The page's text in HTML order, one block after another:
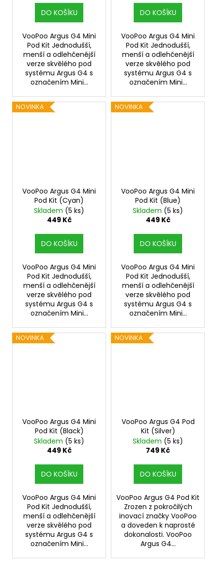
DO KOŠÍKU
VooPoo Argus G4 Mini
Pod Kit Jednodušší,
menší a odlehčenější
verze skvělého pod
systému Argus G4 s
označením Mini...
DO KOŠÍKU
VooPoo Argus G4 Mini
Pod Kit Jednodušší,
menší a odlehčenější
verze skvělého pod
systému Argus G4 s
označením Mini...
NOVINKA
VooPoo Argus G4 Mini
Pod Kit (Cyan)
Skladem (5 ks)
449 Kč
DO KOŠÍKU
VooPoo Argus G4 Mini
Pod Kit Jednodušší,
menší a odlehčenější
verze skvělého pod
systému Argus G4 s
označením Mini...
NOVINKA
VooPoo Argus G4 Mini
Pod Kit (Blue)
Skladem (5 ks)
449 Kč
DO KOŠÍKU
VooPoo Argus G4 Mini
Pod Kit Jednodušší,
menší a odlehčenější
verze skvělého pod
systému Argus G4 s
označením Mini...
NOVINKA
VooPoo Argus G4 Mini
Pod Kit (Black)
Skladem (5 ks)
449 Kč
DO KOŠÍKU
VooPoo Argus G4 Mini
Pod Kit Jednodušší,
menší a odlehčenější
verze skvělého pod
systému Argus G4 s
označením Mini...
NOVINKA
VooPoo Argus G4 Pod
Kit (Silver)
Skladem (5 ks)
749 Kč
DO KOŠÍKU
VooPoo Argus G4 Pod Kit
Zrozen z pokročilých
inovací značky VooPoo
a doveden k naprosté
dokonalosti. VooPoo
Argus G4...